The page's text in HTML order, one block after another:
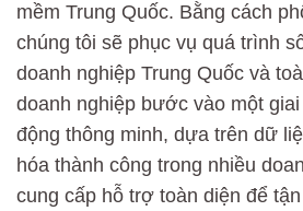
mềm Trung Quốc. Bằng cách
chúng tôi sẽ phục vụ quá trình
doanh nghiệp Trung Quốc và
doanh nghiệp bước vào một
động thông minh, dựa trên dữ
hóa thành công trong nhiều
cung cấp hỗ trợ toàn diện để